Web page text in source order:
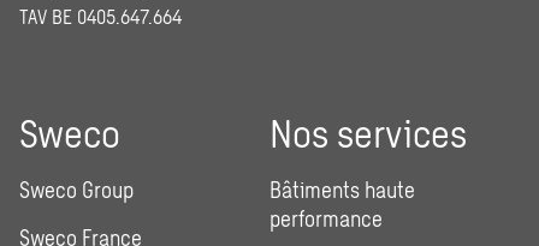
TAV BE 0405.647.664
Sweco
Sweco Group
Sweco France
Nos services
Bâtiments haute
performance